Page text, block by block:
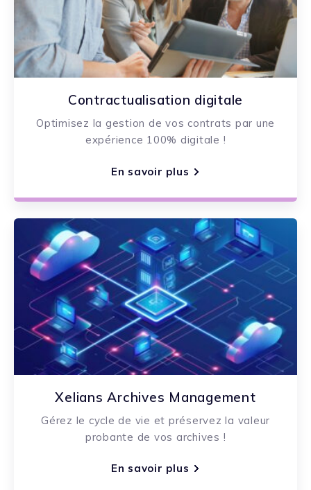
Contractualisation digitale
Optimisez la gestion de vos contrats par une
expérience 100% digitale !
En savoir plus
Xelians Archives Management
Gérez le cycle de vie et préservez la valeur
probante de vos archives !
En savoir plus